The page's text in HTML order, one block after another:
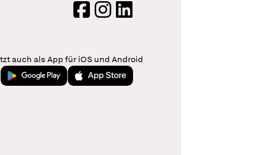
FacebookInstagram
LinkedIn
auch als App für iOS und Android
Jetzt bei Google PlayLaden im App Store